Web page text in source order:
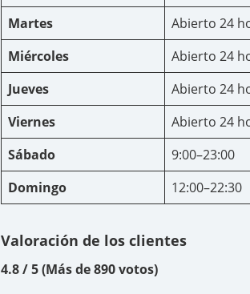
Martes
Abierto 24
Miércoles
Abierto 24
Jueves
Abierto 24
Viernes
Abierto 24
Sábado
9:00–23:00
Domingo
12:00–22:30
Valoración de los clientes
4.8 / 5 (Más de 890 votos)